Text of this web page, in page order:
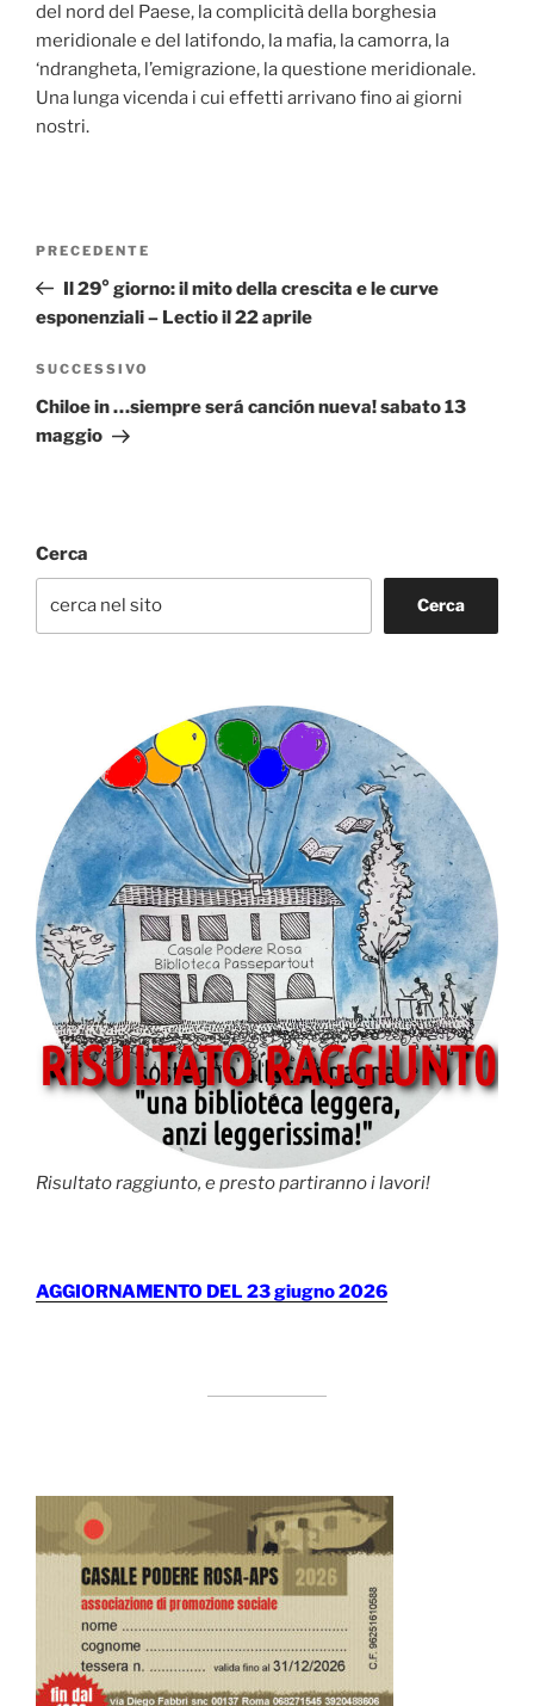
del nord del Paese, la complicità della borghesia
meridionale e del latifondo, la mafia, la camorra, la
‘ndrangheta, l’emigrazione, la questione meridionale.
Una lunga vicenda i cui effetti arrivano fino ai giorni
nostri.
Articolo
precedente:
PRECEDENTE
Il 29° giorno: il mito della crescita e le curve
esponenziali – Lectio il 22 aprile
Articolo
successivo
SUCCESSIVO
Chiloe in …siempre será canción nueva! sabato 13
maggio
Cerca
Cerca
Risultato raggiunto, e presto partiranno i lavori!
AGGIORNAMENTO DEL 23 giugno 2026